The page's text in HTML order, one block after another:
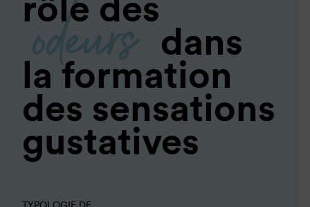
rôle des
odeurs
dans
la formation
des sensations
gustatives